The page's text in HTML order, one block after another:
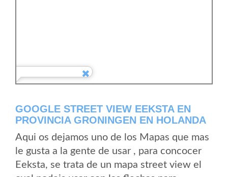
GOOGLE STREET VIEW EEKSTA EN
PROVINCIA GRONINGEN EN HOLANDA
Aqui os dejamos uno de los Mapas que mas
le gusta a la gente de usar , para concocer
Eeksta, se trata de un mapa street view el